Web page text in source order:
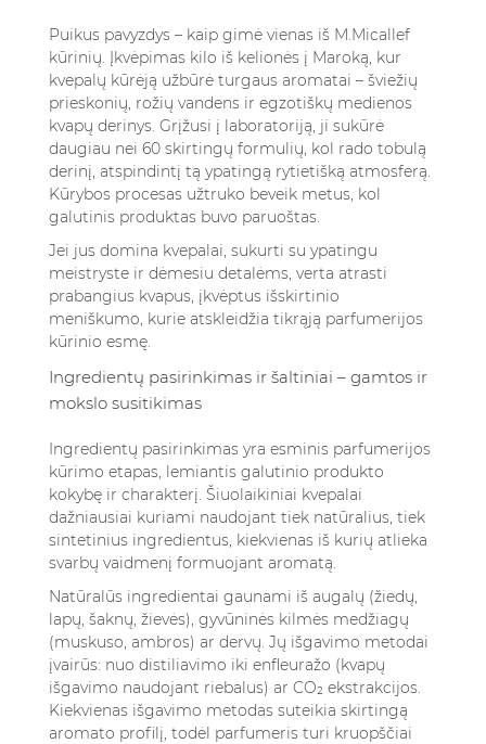
Puikus pavyzdys – kaip gimė vienas iš M.Micallef
kūrinių. Įkvėpimas kilo iš kelionės į Maroką, kur
kvepalų kūrėją užbūrė turgaus aromatai – šviežių
prieskonių, rožių vandens ir egzotiškų medienos
kvapų derinys. Grįžusi į laboratoriją, ji sukūrė
daugiau nei 60 skirtingų formulių, kol rado tobulą
derinį, atspindintį tą ypatingą rytietišką atmosferą.
Kūrybos procesas užtruko beveik metus, kol
galutinis produktas buvo paruoštas.
Jei jus domina kvepalai, sukurti su ypatingu
meistryste ir dėmesiu detalėms, verta atrasti
prabangius kvapus, įkvėptus išskirtinio
meniškumo, kurie atskleidžia tikrąją parfumerijos
kūrinio esmę.
Ingredientų pasirinkimas ir šaltiniai – gamtos ir
mokslo susitikimas
Ingredientų pasirinkimas yra esminis parfumerijos
kūrimo etapas, lemiantis galutinio produkto
kokybę ir charakterį. Šiuolaikiniai kvepalai
dažniausiai kuriami naudojant tiek natūralius, tiek
sintetinius ingredientus, kiekvienas iš kurių atlieka
svarbų vaidmenį formuojant aromatą.
Natūralūs ingredientai gaunami iš augalų (žiedų,
lapų, šaknų, žievės), gyvūninės kilmės medžiagų
(muskuso, ambros) ar dervų. Jų išgavimo metodai
įvairūs: nuo distiliavimo iki enfleuražo (kvapų
išgavimo naudojant riebalus) ar CO₂ ekstrakcijos.
Kiekvienas išgavimo metodas suteikia skirtingą
aromato profilį, todėl parfumeris turi kruopščiai